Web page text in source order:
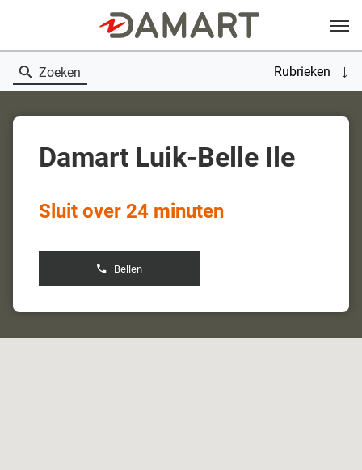
Menu
Zoeken Rubrieken
Damart Luik-Belle Ile
Sluit over 24 minuten
Bellen
de
boetiek
Luik-